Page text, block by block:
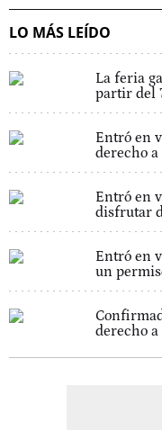
LO MÁS LEÍDO
La feria
partir del
Entró en
derecho a
Entró en
disfrutar
Entró en
un
derecho a